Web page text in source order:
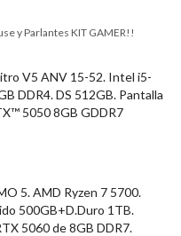
y Parlantes KIT GAMER!!
V5 ANV 15-52. Intel i5-
DDR4. DS 512GB. Pantalla
5050 8GB GDDR7
5. AMD Ryzen 7 5700.
500GB+D.Duro 1TB.
5060 de 8GB DDR7.